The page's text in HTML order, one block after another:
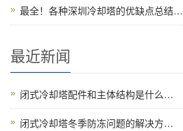
最全！各种深圳冷却塔的优缺点总结…
最近新闻
闭式冷却塔配件和主体结构是什么…
闭式冷却塔冬季防冻问题的解决方…